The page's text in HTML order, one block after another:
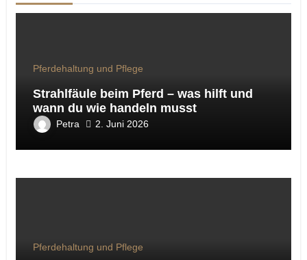
Pferdehaltung und Pflege
Strahlfäule beim Pferd – was hilft und
wann du wie handeln musst
Petra 2. Juni 2026
Pferdehaltung und Pflege